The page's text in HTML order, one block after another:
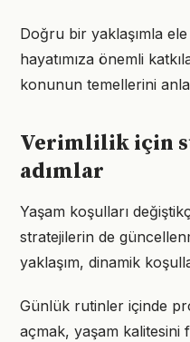
Doğru bir yaklaşımla ele
hayatımıza önemli
konunun temellerini
Verimlilik için
adımlar
Yaşam koşulları
stratejilerin de
yaklaşım, dinamik
Günlük rutinler içinde
açmak, yaşam kalitesini